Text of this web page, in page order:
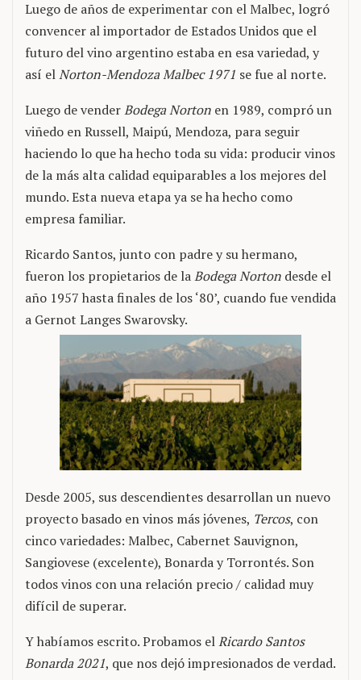
Luego de años de experimentar con el Malbec, logró
convencer al importador de Estados Unidos que el
futuro del vino argentino estaba en esa variedad, y
así elNorton-Mendoza Malbec 1971 se fue al norte.
Luego de venderBodega Norton en 1989, compró un
viñedo en Russell, Maipú, Mendoza, para seguir
haciendo lo que ha hecho toda su vida: producir vinos
de la más alta calidad equiparables a los mejores del
mundo. Esta nueva etapa ya se ha hecho como
empresa familiar.
Ricardo Santos, junto con padre y su hermano,
fueron los propietarios de laBodega Norton desde el
año 1957 hasta finales de los ‘80’, cuando fue vendida
a Gernot Langes Swarovsky.
Desde 2005, sus descendientes desarrollan un nuevo
proyecto basado en vinos más jóvenes, Tercos, con
cinco variedades: Malbec, Cabernet Sauvignon,
Sangiovese (excelente), Bonarda y Torrontés. Son
todos vinos con una relación precio / calidad muy
difícil de superar.
Y habíamos escrito. Probamos elRicardo Santos
Bonarda 2021, que nos dejó impresionados de verdad.